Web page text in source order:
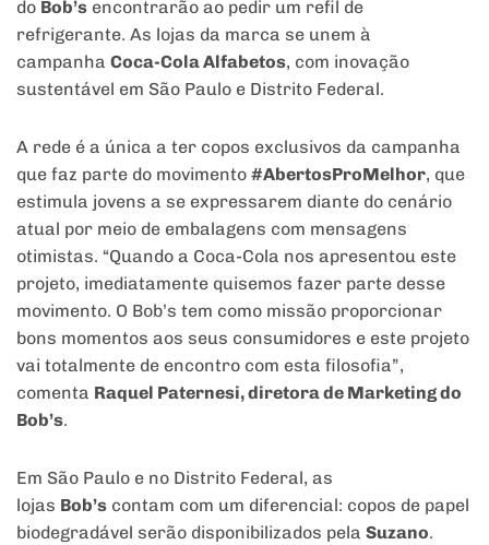
do Bob’s encontrarão ao pedir um refil de
refrigerante. As lojas da marca se unem à
campanha Coca-Cola Alfabetos, com inovação
sustentável em São Paulo e Distrito Federal.
A rede é a única a ter copos exclusivos da campanha
que faz parte do movimento #AbertosProMelhor, que
estimula jovens a se expressarem diante do cenário
atual por meio de embalagens com mensagens
otimistas. “Quando a Coca-Cola nos apresentou este
projeto, imediatamente quisemos fazer parte desse
movimento. O Bob’s tem como missão proporcionar
bons momentos aos seus consumidores e este projeto
vai totalmente de encontro com esta filosofia”,
comenta Raquel Paternesi, diretora de Marketing do
Bob’s.
Em São Paulo e no Distrito Federal, as
lojas Bob’s contam com um diferencial: copos de papel
biodegradável serão disponibilizados pela Suzano.